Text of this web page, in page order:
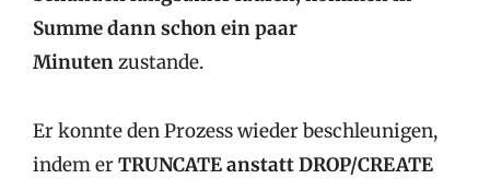
Summe dann schon ein paar
Minutenzustande.
Er konnte den Prozess wieder beschleunigen,
indem erTRUNCATE anstatt DROP/CREATE